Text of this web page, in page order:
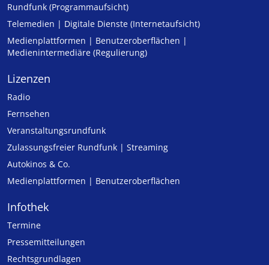
Rundfunk (Programmaufsicht)
Telemedien | Digitale Dienste (Internetaufsicht)
Medienplattformen | Benutzeroberflächen |
Medienintermediäre (Regulierung)
Lizenzen
Radio
Fernsehen
Veranstaltungsrundfunk
Zulassungs­freier Rund­funk | Streaming
Autokinos & Co.
Medienplattformen | Benutzeroberflächen
Infothek
Termine
Pressemitteilungen
Rechtsgrundlagen